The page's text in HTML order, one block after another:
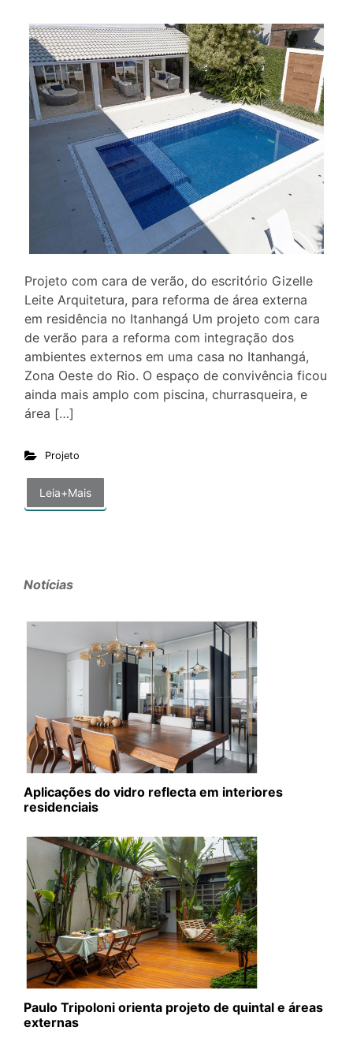
Projeto com cara de verão, do escritório Gizelle
Leite Arquitetura, para reforma de área externa
em residência no Itanhangá Um projeto com cara
de verão para a reforma com integração dos
ambientes externos em uma casa no Itanhangá,
Zona Oeste do Rio. O espaço de convivência ficou
ainda mais amplo com piscina, churrasqueira, e
área […]
Projeto
Leia+Mais
Notícias
Aplicações do vidro reflecta em interiores
residenciais
Paulo Tripoloni orienta projeto de quintal e áreas
externas